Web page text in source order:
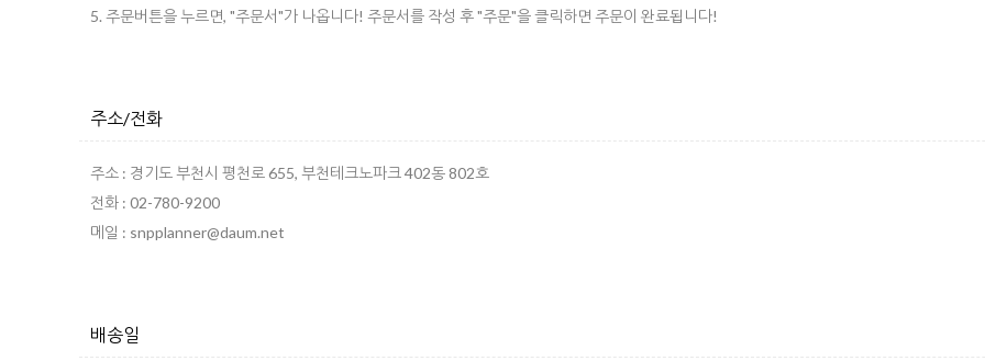
5. 주문버튼을 누르면, "주문서"가 나옵니다! 주문서를 작성 후 "주문"을 클릭하면 주문이 완료됩니다!
주소/전화
주소 : 경기도 부천시 평천로 655, 부천테크노파크 402동 802호
전화 : 02-780-9200
메일 : snpplanner@daum.net
배송일